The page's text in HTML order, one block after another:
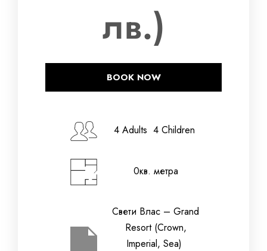
лв.)
BOOK NOW
Дата на напускане
Възрастни Деца (2-12 г.)
4 Adults 4 Children
0кв. метра
Свети Влас – Grand
Resort (Crown,
Imperial, Sea)